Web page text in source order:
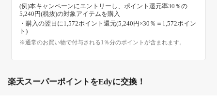
(例)本キャンペーンにエントリーし、ポイント還元率30％の
5,240円(税抜)の対象アイテムを購入
・購入の翌日に1,572ポイント還元(5,240円×30％＝1,572ポイン
ト)
※通常のお買い物で付与される1％分のポイントが含まれます。
楽天スーパーポイントをEdyに交換！